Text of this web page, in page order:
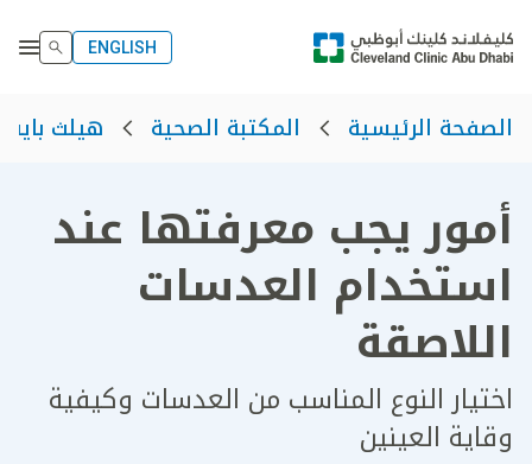
ENGLISH
الصفحة الرئيسية المكتبة الصحية هيلث بايت
أمور يجب معرفتها عند
استخدام العدسات
اللاصقة
اختيار النوع المناسب من العدسات وكيفية
وقاية العينين